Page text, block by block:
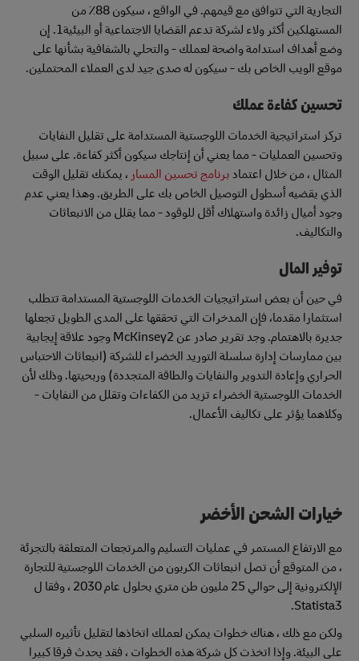
التجارية التي تتوافق مع قيمهم. في الواقع ، سيكون 88٪ من
المستهلكين أكثر ولاء لشركة تدعم القضايا الاجتماعية أو البيئية1. إن
وضع أهداف استدامة واضحة لعملك - والتحلي بالشفافية بشأنها على
موقع الويب الخاص بك - سيكون له صدى جيد لدى العملاء المحتملين.
تحسين كفاءة عملك
تركز استراتيجية الخدمات اللوجستية المستدامة على تقليل النفايات
وتحسين العمليات - مما يعني أن إنتاجك سيكون أكثر كفاءة. على سبيل
المثال ، من خلال اعتماد برنامج تحسين المسار ، يمكنك تقليل الوقت
الذي يقضيه أسطول التوصيل الخاص بك على الطريق. وهذا يعني عدم
وجود أميال زائدة واستهلاك أقل للوقود - مما يقلل من الانبعاثات
والتكاليف.
توفير المال
في حين أن بعض استراتيجيات الخدمات اللوجستية المستدامة تتطلب
استثمارا مقدما، فإن المدخرات التي تحققها على المدى الطويل تجعلها
جديرة بالاهتمام. وجد تقرير صادر عن McKinsey2 وجود علاقة إيجابية
بين ممارسات إدارة سلسلة التوريد الخضراء للشركة (انبعاثات الاحتباس
الحراري وإعادة التدوير والنفايات والطاقة المتجددة) وربحيتها. وذلك لأن
الخدمات اللوجستية الخضراء تزيد من الكفاءات وتقلل من النفايات -
وكلاهما يؤثر على تكاليف الأعمال.
خيارات الشحن الأخضر
مع الارتفاع المستمر في عمليات التسليم والمرتجعات المتعلقة بالتجزئة
، من المتوقع أن تصل انبعاثات الكربون من الخدمات اللوجستية للتجارة
الإلكترونية إلى حوالي 25 مليون طن متري بحلول عام 2030 ، وفقا ل
Statista3.
ولكن مع ذلك ، هناك خطوات يمكن لعملك اتخاذها لتقليل تأثيره السلبي
على البيئة. وإذا اتخذت كل شركة هذه الخطوات ، فقد يحدث فرقا كبيرا